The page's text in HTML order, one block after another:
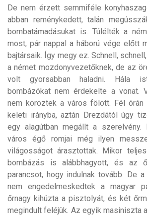
De nem érzett semmiféle
abban reménykedett, talán
bombatámadásukat is. Túlélték a
most, pár nappal a háború vége előtt
bajtársaik. Így megy ez. Schnell,
a német mozdonyvezetőknek, de az
volt gyorsabban haladni. Hála
bombázókat nem érdekelte a vonat.
nem köröztek a város fölött. Fél
keleti irányba, aztán Drezdától úgy
egy alagútban megállt a szerelvény.
város égő romjai még ilyen
világosságot árasztottak. Mikor
bombázás is alábbhagyott, és az
parancsot, hogy indulnak tovább. De
nem engedelmeskedtek a magyar
őrnagy kihúzta a pisztolyát, és két
megindult feléjük. Az egyik masiniszta